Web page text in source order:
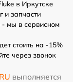
в Иркутске
и запчасти
мы в сервисном
стоить на -15%
через звонок
выполняется